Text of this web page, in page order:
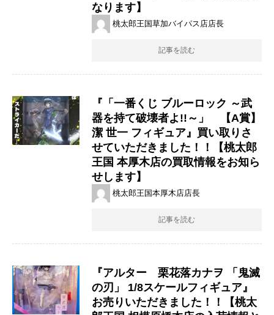
なります】
桃太郎王国草加バイパス店店長
記事を読む
『「一番くじ ブルーロック ～武
器を持て破壊者よ!!～」 【A賞】
潔 世一 フィギュア』買い取りさ
せていただきました！！【桃太郎
王国 本厚木店の買取情報をお知ら
せします】
桃太郎王国本厚木店店長
記事を読む
『アルター 栗花落カナヲ ​「鬼滅
の刃」 1/8スケールフィギュア』
お売りいただきました！！【桃太